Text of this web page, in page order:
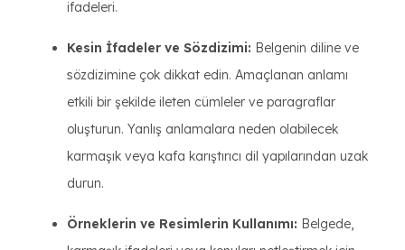
ifadeleri.
Kesin İfadeler ve Sözdizimi: Belgenin diline ve
sözdizimine çok dikkat edin. Amaçlanan anlamı
etkili bir şekilde ileten cümleler ve paragraflar
oluşturun. Yanlış anlamalara neden olabilecek
karmaşık veya kafa karıştırıcı dil yapılarından uzak
durun.
Örneklerin ve Resimlerin Kullanımı: Belgede,